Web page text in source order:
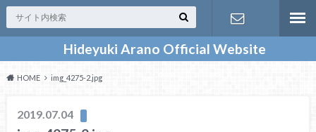
Hideyuki Arano Official Website
お問い合わ
HOME img_4275-2.jpg
2019.07.04